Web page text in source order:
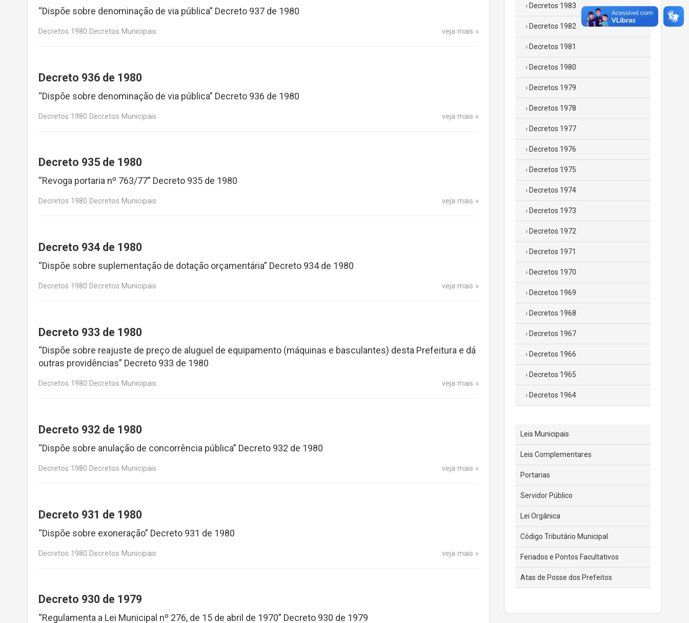
“Dispõe sobre denominação de via pública” Decreto 937 de 1980
Decretos 1980 Decretos Municipais veja mais
Decreto 936 de 1980
“Dispõe sobre denominação de via pública” Decreto 936 de 1980
Decretos 1980 Decretos Municipais veja mais
Decreto 935 de 1980
“Revoga portaria nº 763/77” Decreto 935 de 1980
Decretos 1980 Decretos Municipais veja mais
Decreto 934 de 1980
“Dispõe sobre suplementação de dotação orçamentária” Decreto 934 de 1980
Decretos 1980 Decretos Municipais veja mais
Decreto 933 de 1980
“Dispõe sobre reajuste de preço de aluguel de equipamento (máquinas e basculantes) desta Prefeitura e dá
outras providências” Decreto 933 de 1980
Decretos 1980 Decretos Municipais veja mais
Decreto 932 de 1980
“Dispõe sobre anulação de concorrência pública” Decreto 932 de 1980
Decretos 1980 Decretos Municipais veja mais
Decreto 931 de 1980
“Dispõe sobre exoneração” Decreto 931 de 1980
Decretos 1980 Decretos Municipais veja mais
Decreto 930 de 1979
“Regulamenta a Lei Municipal nº 276, de 15 de abril de 1970” Decreto 930 de 1979
Decretos 1983
Decretos 1982
Decretos 1981
Decretos 1980
Decretos 1979
Decretos 1978
Decretos 1977
Decretos 1976
Decretos 1975
Decretos 1974
Decretos 1973
Decretos 1972
Decretos 1971
Decretos 1970
Decretos 1969
Decretos 1968
Decretos 1967
Decretos 1966
Decretos 1965
Decretos 1964
Leis Municipais
Leis Complementares
Portarias
Servidor Público
Lei Orgânica
Código Tributário Municipal
Feriados e Pontos Facultativos
Atas de Posse dos Prefeitos